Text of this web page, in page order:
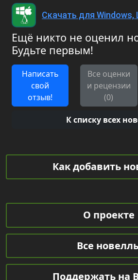
Скачать для Windows,
Ещё никто не оценил
Будьте первым!
Написать
свой
отзыв!
Все оценки
и рецензии
(0)
К списку всех
Как добавить
О проекте
Все
Поддержать на